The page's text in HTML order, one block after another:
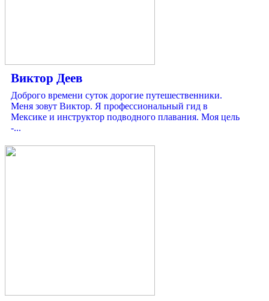
Виктор Деев
Доброго времени суток дорогие путешественники.
Меня зовут Виктор. Я профессиональный гид в
Мексике и инструктор подводного плавания. Моя цель
-...